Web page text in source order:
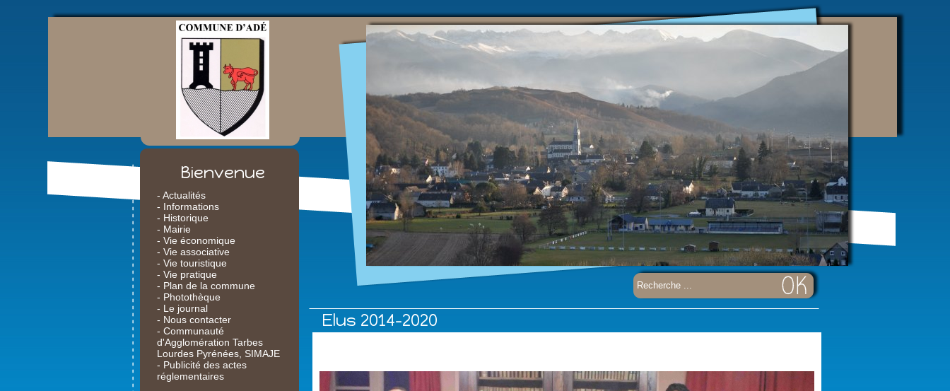
Bienvenue
- Actualités
- Informations
- Historique
- Mairie
- Vie économique
- Vie associative
- Vie touristique
- Vie pratique
- Plan de la commune
- Photothèque
- Le journal
- Nous contacter
- Communauté
d'Agglomération Tarbes
Lourdes Pyrénées, SIMAJE
- Publicité des actes
réglementaires
Elus 2014-2020